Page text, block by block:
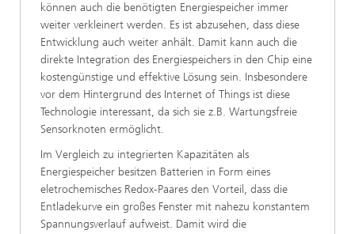
können auch die benötigten Energiespeicher immer
weiter verkleinert werden. Es ist abzusehen, dass diese
Entwicklung auch weiter anhält. Damit kann auch die
direkte Integration des Energiespeichers in den Chip eine
kostengünstige und effektive Lösung sein. Insbesondere
vor dem Hintergrund des Internet of Things ist diese
Technologie interessant, da sich sie z.B. Wartungsfreie
Sensorknoten ermöglicht.
Im Vergleich zu integrierten Kapazitäten als
Energiespeicher besitzen Batterien in Form eines
eletrochemisches Redox-Paares den Vorteil, dass die
Entladekurve ein großes Fenster mit nahezu konstantem
Spannungsverlauf aufweist. Damit wird die